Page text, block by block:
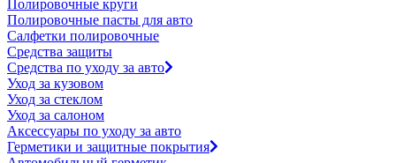
Полировочные круги
Полировочные пасты для авто
Салфетки полировочные
Средства защиты
Средства по уходу за авто
Уход за кузовом
Уход за стеклом
Уход за салоном
Аксессуары по уходу за авто
Герметики и защитные покрытия